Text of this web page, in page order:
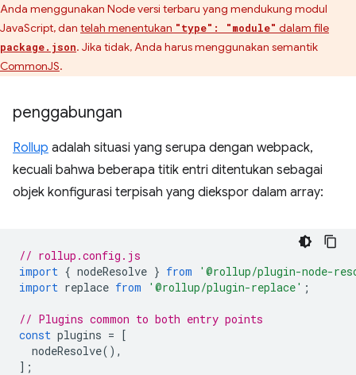
Anda menggunakan Node versi terbaru yang mendukung modul
JavaScript, dan telah menentukan "type": "module" dalam file
package.json. Jika tidak, Anda harus menggunakan semantik
CommonJS.
penggabungan
Rollup adalah situasi yang serupa dengan webpack,
kecuali bahwa beberapa titik entri ditentukan sebagai
objek konfigurasi terpisah yang diekspor dalam array:
// rollup.config.js
import { nodeResolve } from
'@rollup/plugin-node-
import replace from '@rollup/plugin-replace' ;
// Plugins common to both entry points
const plugins = [
nodeResolve(),
];